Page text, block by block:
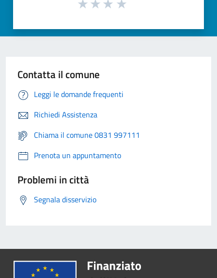
Contatta il comune
Leggi le domande frequenti
Richiedi Assistenza
Chiama il comune 0831 997111
Prenota un appuntamento
Problemi in città
Segnala disservizio